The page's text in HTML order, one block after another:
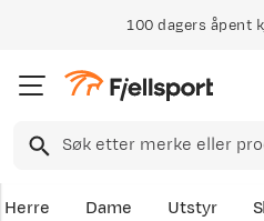
100 dagers åpent
Herre Dame Utstyr